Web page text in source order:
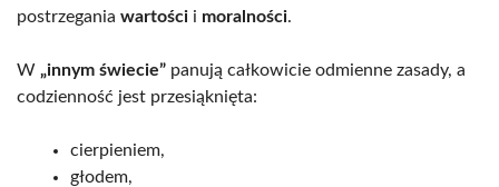
postrzegania wartości i moralności.
W „innym świecie” panują całkowicie odmienne zasady, a
codzienność jest przesiąknięta:
cierpieniem,
głodem,